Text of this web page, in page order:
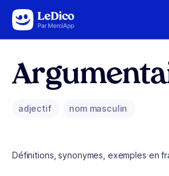
Aller au contenu
adjectif nom masculin
Définitions, synonymes, exemples en